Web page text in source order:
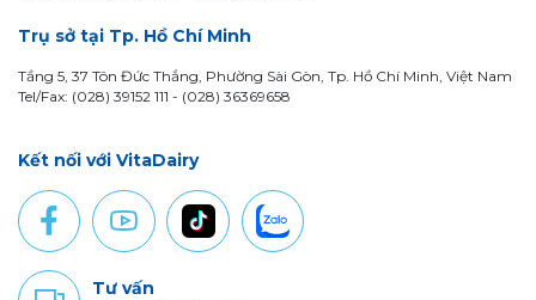
Trụ sở tại Tp. Hồ Chí Minh
Tầng 5, 37 Tôn Đức Thắng, Phường Sài Gòn, Tp. Hồ Chí Minh, Việt Nam
Tel/Fax: (028) 39152 111 - (028) 36369658
Kết nối với VitaDairy
Tư vấn